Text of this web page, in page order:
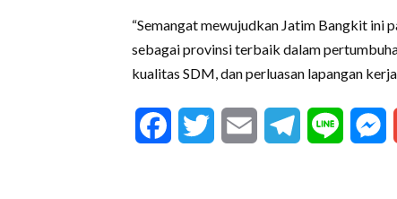
“Semangat mewujudkan Jatim Bangkit
sebagai provinsi terbaik dalam
kualitas SDM, dan perluasan lapangan
FacebookTwitter Email Telegram
Line